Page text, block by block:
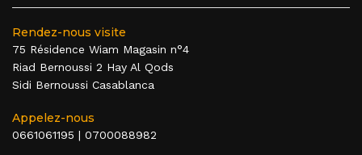
Rendez-nous visite
75 Résidence Wiam Magasin n°4
Riad Bernoussi 2 Hay Al Qods
Sidi Bernoussi Casablanca
Appelez-nous
0661061195 | 0700088982